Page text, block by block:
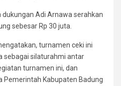
Adi Arnawa serahkan
sebesar Rp 30 juta.
turnamen ceki ini
sebagai silaturahmi antar
turnamen ini, dan
Pemerintah Kabupaten Badung